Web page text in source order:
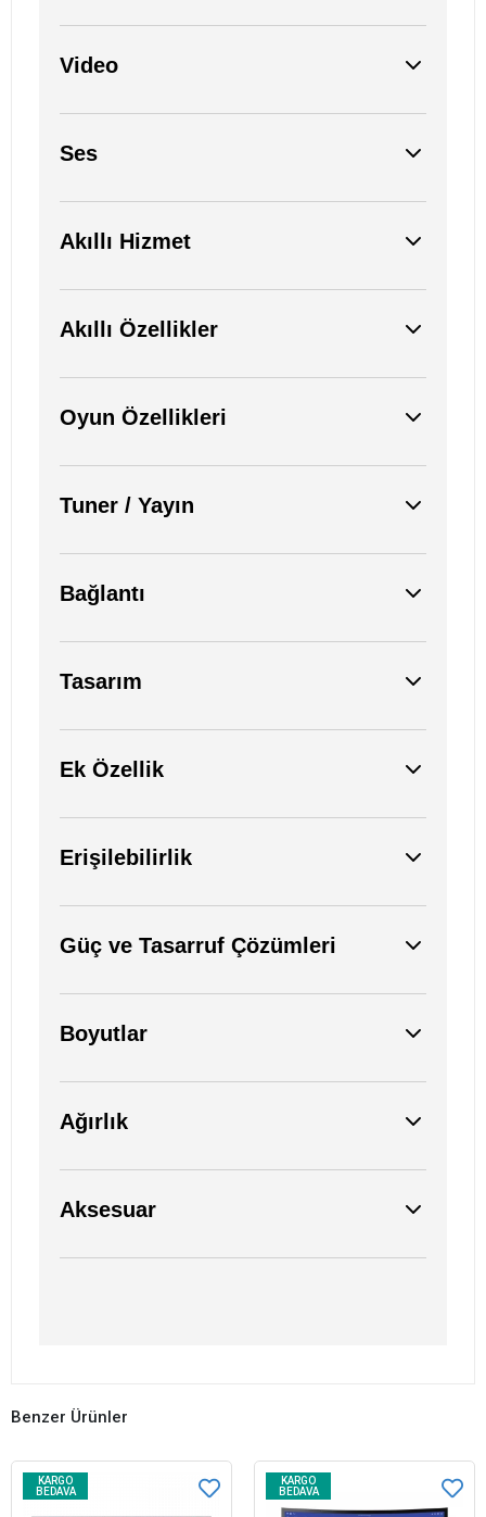
Video
Ses
Akıllı Hizmet
Akıllı Özellikler
Oyun Özellikleri
Tuner / Yayın
Bağlantı
Tasarım
Ek Özellik
Erişilebilirlik
Güç ve Tasarruf Çözümleri
Boyutlar
Ağırlık
Aksesuar
Benzer Ürünler
KARGO
BEDAVA
KARGO
BEDAVA